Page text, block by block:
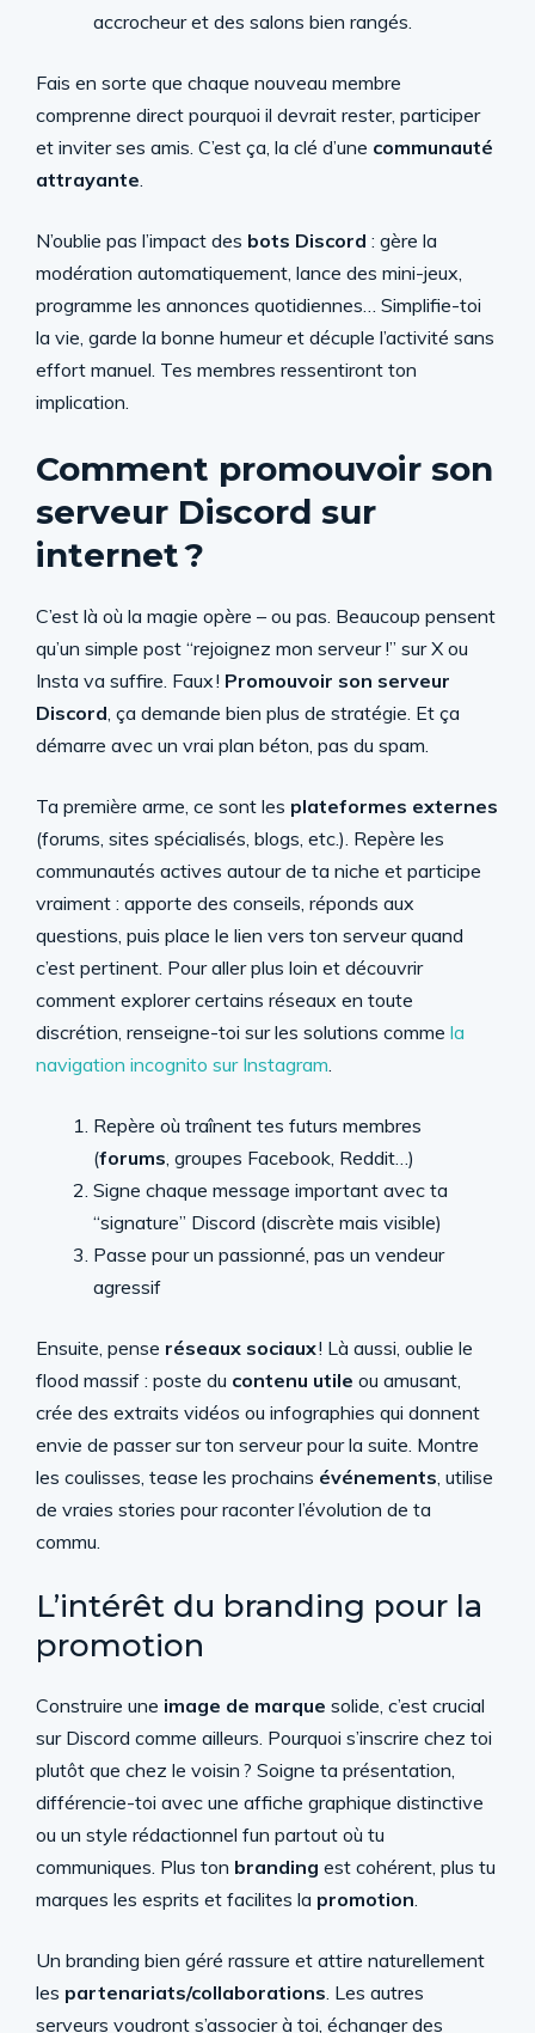
accrocheur et des salons bien rangés.
Fais en sorte que chaque nouveau membre
comprenne direct pourquoi il devrait rester, participer
et inviter ses amis. C’est ça, la clé d’une communauté
attrayante.
N’oublie pas l’impact des bots Discord : gère la
modération automatiquement, lance des mini-jeux,
programme les annonces quotidiennes… Simplifie-toi
la vie, garde la bonne humeur et décuple l’activité sans
effort manuel. Tes membres ressentiront ton
implication.
Comment promouvoir son
serveur Discord sur
internet ?
C’est là où la magie opère – ou pas. Beaucoup pensent
qu’un simple post “rejoignez mon serveur !” sur X ou
Insta va suffire. Faux ! Promouvoir son serveur
Discord, ça demande bien plus de stratégie. Et ça
démarre avec un vrai plan béton, pas du spam.
Ta première arme, ce sont les plateformes externes
(forums, sites spécialisés, blogs, etc.). Repère les
communautés actives autour de ta niche et participe
vraiment : apporte des conseils, réponds aux
questions, puis place le lien vers ton serveur quand
c’est pertinent. Pour aller plus loin et découvrir
comment explorer certains réseaux en toute
discrétion, renseigne-toi sur les solutions comme la
navigation incognito sur Instagram.
Repère où traînent tes futurs membres
(forums, groupes Facebook, Reddit…)
Signe chaque message important avec ta
“signature” Discord (discrète mais visible)
Passe pour un passionné, pas un vendeur
agressif
Ensuite, pense réseaux sociaux! Là aussi, oublie le
flood massif : poste du contenu utile ou amusant,
crée des extraits vidéos ou infographies qui donnent
envie de passer sur ton serveur pour la suite. Montre
les coulisses, tease les prochains événements, utilise
de vraies stories pour raconter l’évolution de ta
commu.
L’intérêt du branding pour la
promotion
Construire une image de marque solide, c’est crucial
sur Discord comme ailleurs. Pourquoi s’inscrire chez toi
plutôt que chez le voisin ? Soigne ta présentation,
différencie-toi avec une affiche graphique distinctive
ou un style rédactionnel fun partout où tu
communiques. Plus ton branding est cohérent, plus tu
marques les esprits et facilites la promotion.
Un branding bien géré rassure et attire naturellement
les partenariats/collaborations. Les autres
serveurs voudront s’associer à toi, échanger des